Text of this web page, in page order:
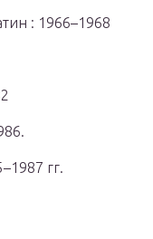
: 1966–1968
гг.